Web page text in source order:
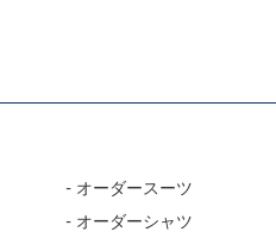
- オーダースーツ
- オーダーシャツ